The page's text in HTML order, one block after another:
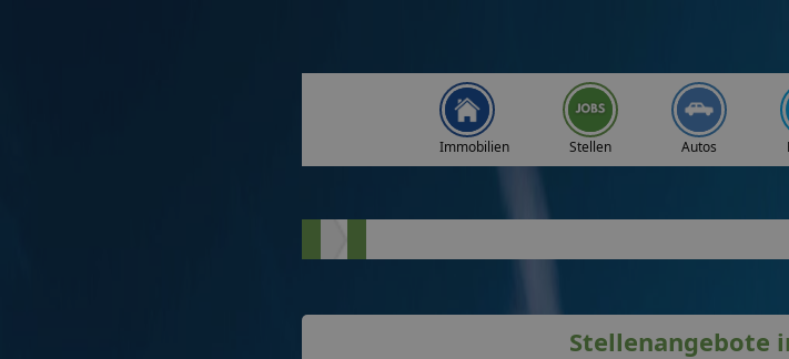
Immobilien Stellen Autos
Stellenangebote